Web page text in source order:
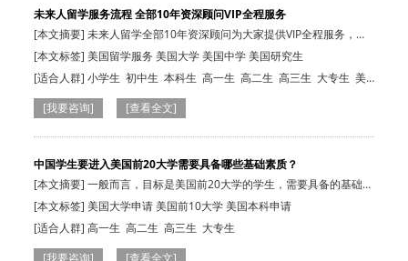
未来人留学服务流程 全部10年资深顾问VIP全程服务
[本文摘要] 未来人留学全部10年资深顾问为大家提供VIP全程服务，赢
得学生家长…
[本文标签] 美国留学服务 美国大学 美国中学 美国研究生
[适合人群] 小学生 初中生 本科生 高一生 高二生 高三生 大专生 美
国在读生
[我要咨询] [查看全文]
中国学生要进入美国前20大学需要具备哪些基础素质？
[本文摘要] 一般而言，目标是美国前20大学的学生，需要具备的基础英
语成绩为托…
[本文标签] 美国大学申请 美国前10大学 美国本科申请
[适合人群] 高一生 高二生 高三生 大专生
[我要咨询]
[查看全文]